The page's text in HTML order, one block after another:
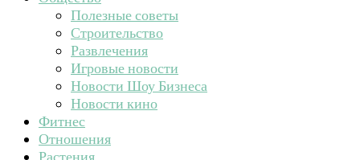
Полезные советы
Строительство
Развлечения
Игровые новости
Новости Шоу Бизнеса
Новости кино
Фитнес
Отношения